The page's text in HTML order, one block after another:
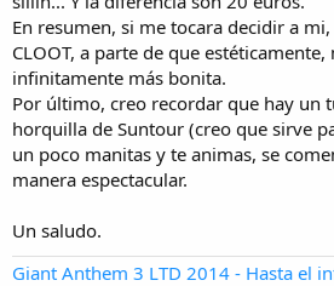
En resumen, si me tocara decidir a
CLOOT, a parte de que estéticamente,
infinitamente más bonita.
Por último, creo recordar que hay un
horquilla de Suntour (creo que sirve
un poco manitas y te animas, se
manera espectacular.
Un saludo.
Giant Anthem 3 LTD 2014 - Hasta el